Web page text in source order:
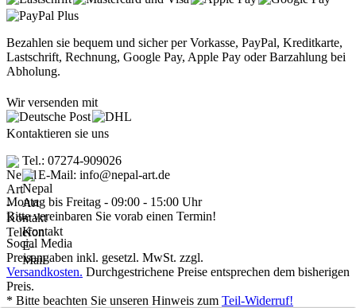
Bezahlen sie bequem und sicher per Vorkasse, PayPal, Kreditkarte,
Lastschrift, Rechnung, Google Pay, Apple Pay oder Barzahlung bei
Abholung.
Wir versenden mit
Kontaktieren sie uns
Tel.: 07274-909026
E-Mail: info@nepal-art.de
Montag bis Freitag - 09:00 - 15:00 Uhr
Bitte vereinbaren Sie vorab einen Termin!
Social Media
Preisangaben inkl. gesetzl. MwSt. zzgl.
Versandkosten. Durchgestrichene Preise entsprechen dem bisherigen
Preis.
* Bitte beachten Sie unseren Hinweis zum Teil-Widerruf!